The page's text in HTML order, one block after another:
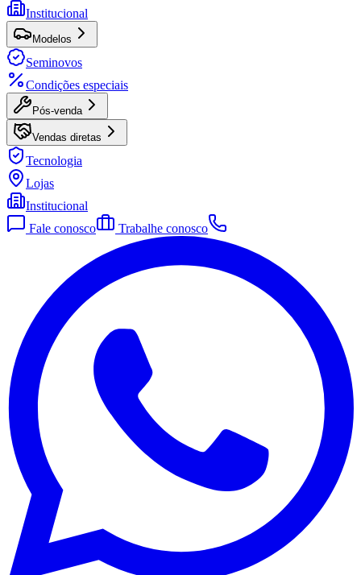
Institucional
Modelos
Seminovos
Condições especiais
Pós-venda
Vendas diretas
Tecnologia
Lojas
Institucional
Fale conosco
Trabalhe conosco